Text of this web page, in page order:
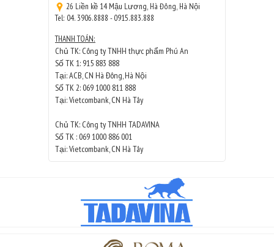
26 Liền kề 14 Mậu Lương, Hà Đông, Hà Nội
Tel: 04. 3906.8888 - 0915.883.888
THANH TOÁN:
Chủ TK: Công ty TNHH thực phẩm Phú An
Số TK 1: 915 883 888
Tại: ACB, CN Hà Đông, Hà Nội
Số TK 2: 069 1000 811 888
Tại: Vietcombank, CN Hà Tây
Chủ TK: Công ty TNHH TADAVINA
Số TK : 069 1000 886 001
Tại: Vietcombank, CN Hà Tây